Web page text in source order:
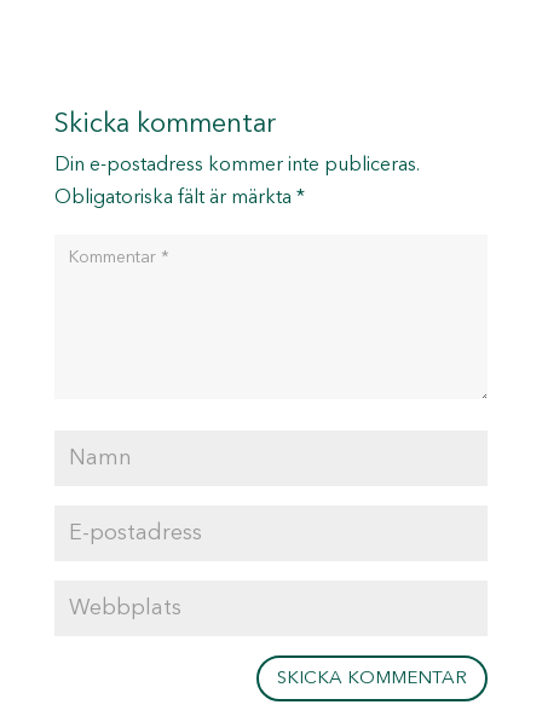
Skicka kommentar
Din e-postadress kommer inte publiceras.
Obligatoriska fält är märkta *